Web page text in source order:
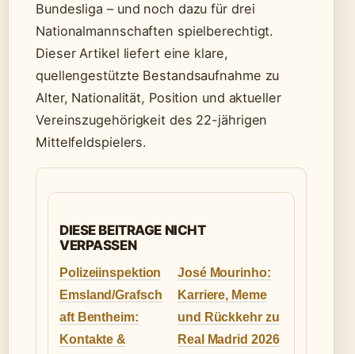
Bundesliga – und noch dazu für drei
Nationalmannschaften spielberechtigt.
Dieser Artikel liefert eine klare,
quellengestützte Bestandsaufnahme zu
Alter, Nationalität, Position und aktueller
Vereinszugehörigkeit des 22-jährigen
Mittelfeldspielers.
DIESE BEITRAGE NICHT
VERPASSEN
Polizeiinspektion
Emsland/Grafsch
aft Bentheim:
Kontakte &
José Mourinho:
Karriere, Meme
und Rückkehr zu
Real Madrid 2026